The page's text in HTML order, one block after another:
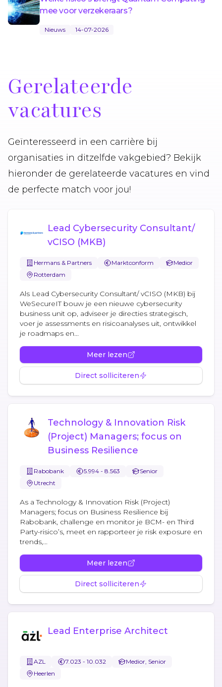
mee voor verzekeraars?
Nieuws 14-07-2026
Gerelateerde
vacatures
Geïnteresseerd in een carrière bij
organisaties in ditzelfde vakgebied? Bekijk
hieronder de gerelateerde vacatures en vind
de perfecte match voor jou!
Lead Cybersecurity Consultant/
vCISO (MKB)
Hermans & Partners Marktconform
Medior
Rotterdam
Als Lead Cybersecurity Consultant/ vCISO (MKB) bij
WeSecureIT bouw je een nieuwe cybersecurity
business unit op, adviseer je directies strategisch,
voer je assessments en risicoanalyses uit, ontwikkel
je roadmaps en...
Meer lezen
Direct solliciteren
Technology & Innovation Risk
(Project) Managers; focus on
Business Resilience
Rabobank 5.994 - 8.563
Senior
Utrecht
As a Technology & Innovation Risk (Project)
Managers; focus on Business Resilience bij
Rabobank, challenge en monitor je BCM- en Third
Party-risico’s, meet en rapporteer je risk exposure en
trends,...
Meer lezen
Direct solliciteren
Lead Enterprise Architect
AZL 7.023 - 10.032
Medior, Senior
Heerlen